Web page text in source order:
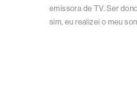
emissora de TV. Ser
sim, eu realizei o meu